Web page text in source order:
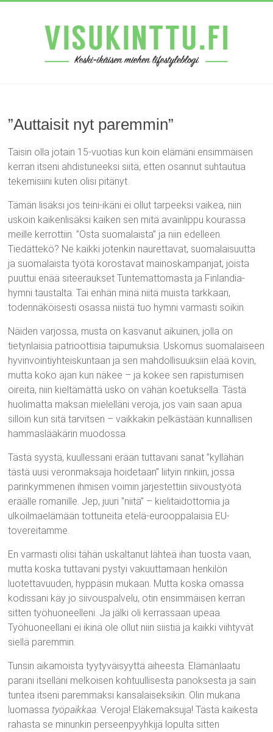
”Auttaisit nyt paremmin”
Taisin olla jotain 15-vuotias kun koin elämäni ensimmäisen
kerran itseni ahdistuneeksi siitä, etten osannut suhtautua
tekemisiini kuten olisi pitänyt.
Tämän lisäksi jos teini-ikäni ei ollut tarpeeksi vaikea, niin
uskoin kaikenlisäksi kaiken sen mitä avainlippu kourassa
meille kerrottiin. ”Osta suomalaista” ja niin edelleen.
Tiedättekö? Ne kaikki jotenkin naurettavat, suomalaisuutta
ja suomalaista työtä korostavat mainoskampanjat, joista
puuttui enää siteeraukset Tuntemattomasta ja Finlandia-
hymni taustalta. Tai enhän minä niitä muista tarkkaan,
todennäköisesti osassa niistä tuo hymni varmasti soikin.
Näiden varjossa, musta on kasvanut aikuinen, jolla on
tietynlaisia patrioottisia taipumuksia. Uskomus suomalaiseen
hyvinvointiyhteiskuntaan ja sen mahdollisuuksiin elää kovin,
mutta koko ajan kun näkee – ja kokee sen rapistumisen
oireita, niin kieltämättä usko on vähän koetuksella. Tästä
huolimatta maksan mielelläni veroja, jos vain saan apua
silloin kun sitä tarvitsen – vaikkakin pelkästään kunnallisen
hammaslääkärin muodossa.
Tästä syystä, kuullessani erään tuttavani sanat ”kyllähän
tästä uusi veronmaksaja hoidetaan” liityin rinkiin, jossa
parinkymmenen ihmisen voimin järjestettiin siivoustyötä
eräälle romanille. Jep, juuri ”niitä” – kielitaidottomia ja
ulkoilmaelämään tottuneita etelä-eurooppalaisia EU-
tovereitamme.
En varmasti olisi tähän uskaltanut lähteä ihan tuosta vaan,
mutta koska tuttavani pystyi vakuuttamaan henkilön
luotettavuuden, hyppäsin mukaan. Mutta koska omassa
kodissani käy jo siivouspalvelu, otin ensimmäisen kerran
sitten työhuoneelleni. Ja jälki oli kerrassaan upeaa.
Työhuoneellani ei ikinä ole ollut niin siistiä ja kaikki viihtyvät
siellä paremmin.
Tunsin aikamoista tyytyväisyyttä aiheesta. Elämänlaatu
parani itselläni melkoisen kohtuullisesta panoksesta ja sain
tuntea itseni paremmaksi kansalaiseksikin. Olin mukana
luomassatyöpaikkaa . Veroja! Eläkemaksuja! Tästä kaikesta
rahasta se minunkin perseenpyyhkijä lopulta sitten